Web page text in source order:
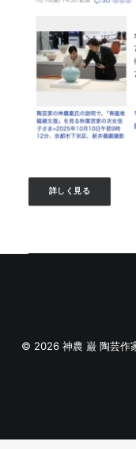
詳しく見る
© 2026 神農 巌 陶芸作